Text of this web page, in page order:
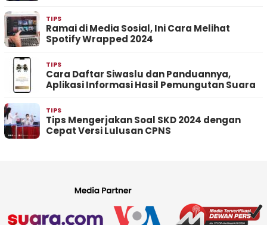
TIPS
Ramai di Media Sosial, Ini Cara Melihat
Spotify Wrapped 2024
TIPS
Cara Daftar Siwaslu dan Panduannya,
Aplikasi Informasi Hasil Pemungutan Suara
TIPS
Tips Mengerjakan Soal SKD 2024 dengan
Cepat Versi Lulusan CPNS